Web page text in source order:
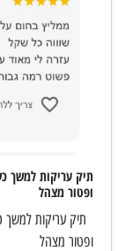
תיק עריקות למשך
ופטור מצהל
תיק עריקות למשך
ופטור מצהל